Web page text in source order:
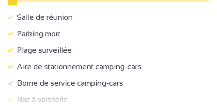
Salle de réunion
Parking mort
Plage surveillée
Aire de stationnement camping-cars
Borne de service camping-cars
Bac à vaisselle